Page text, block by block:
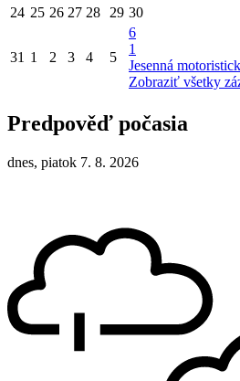
24 25 26 27 28 29 30
31 1 2 3 4 5
6
1
Jesenná
Zobraziť všetky
Predpověď počasia
dnes, piatok 7. 8. 2026